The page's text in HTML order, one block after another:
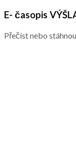
E- časopis
Přečíst nebo